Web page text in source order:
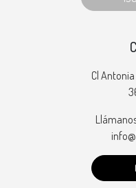
Cl Antonia